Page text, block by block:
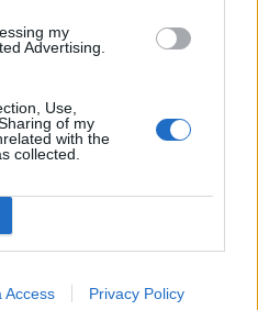
my
Advertising.
Use,
of my
with the
collected.
Access Privacy Policy